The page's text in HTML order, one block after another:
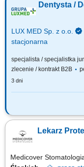
specjalizacja z protetyki
doceniamy doświadczenie
Dentysta /
LUX MED Sp. z o.o.
stacjonarna
specjalista / specjalistka
zlecenie / kontrakt B2B
3 dni
Nasze oczekiwania
specjalizacja z protetyki
doceniamy doświadczenie
Lekarz
Medicover